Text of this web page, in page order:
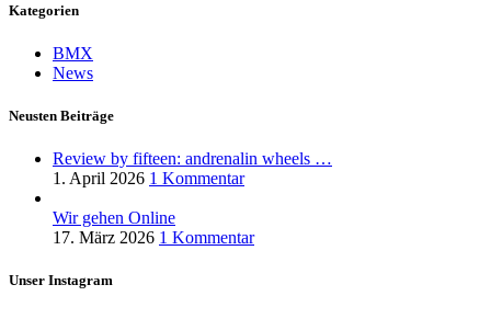
Kategorien
BMX
News
Neusten Beiträge
Review by fifteen: andrenalin wheels …
1. April 2026 1 Kommentar
Wir gehen Online
17. März 2026 1 Kommentar
Unser Instagram